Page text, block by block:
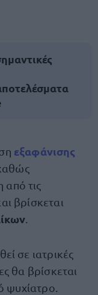
εξαφάνισης
από τις
βρίσκεται
.
σε ιατρικές
θα βρίσκεται
ψυχίατρο.